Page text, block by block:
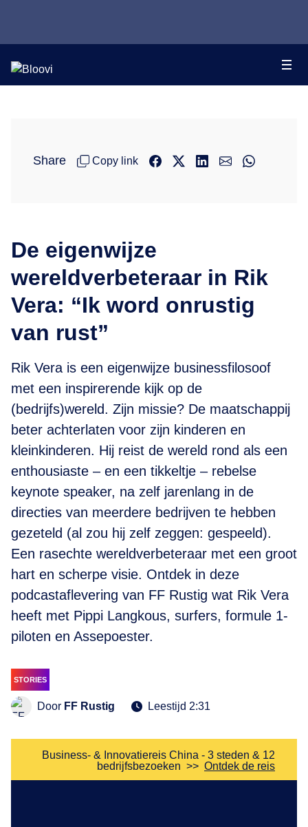
Share Copy link
De eigenwijze
wereldverbeteraar in Rik
Vera: “Ik word onrustig
van rust”
Rik Vera is een eigenwijze businessfilosoof
met een inspirerende kijk op de
(bedrijfs)wereld. Zijn missie? De maatschappij
beter achterlaten voor zijn kinderen en
kleinkinderen. Hij reist de wereld rond als een
enthousiaste – en een tikkeltje – rebelse
keynote speaker, na zelf jarenlang in de
directies van meerdere bedrijven te hebben
gezeteld (al zou hij zelf zeggen: gespeeld).
Een rasechte wereldverbeteraar met een groot
hart en scherpe visie. Ontdek in deze
podcastaflevering van FF Rustig wat Rik Vera
heeft met Pippi Langkous, surfers, formule 1-
piloten en Assepoester.
STORIES
Door FF Rustig Leestijd 2:31
Business- & Innovatiereis China - 3 steden & 12
bedrijfsbezoeken >> Ontdek de reis